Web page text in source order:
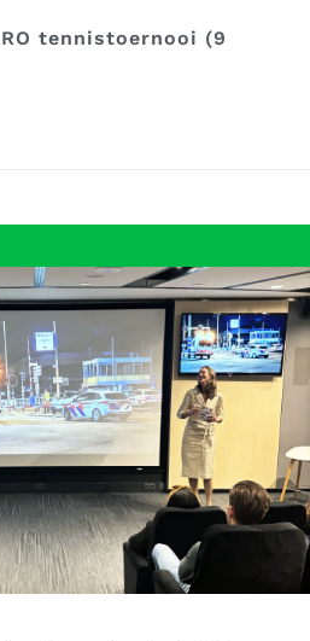
tennistoernooi (9